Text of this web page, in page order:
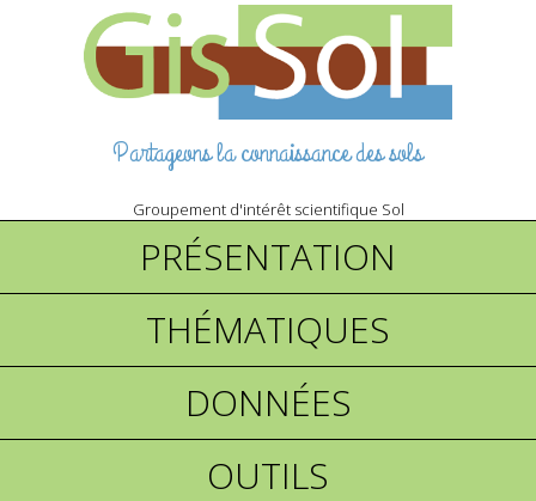
Partageons la connaissance des sols
Groupement d'intérêt scientifique Sol
PRÉSENTATION
THÉMATIQUES
DONNÉES
OUTILS